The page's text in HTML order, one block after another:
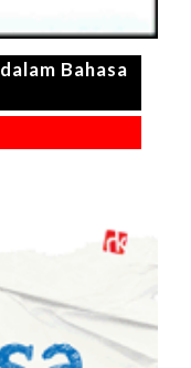
Bahasa